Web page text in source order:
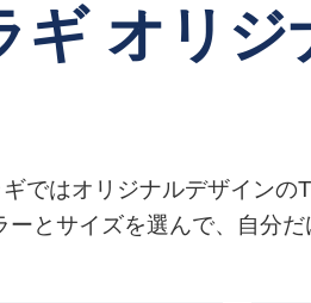
ギ オリジ
ではオリジナルデザインの
ーとサイズを選んで、自分だ